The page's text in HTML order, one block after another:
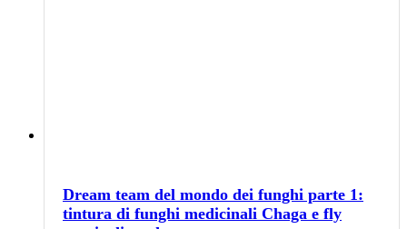
Dream team del mondo dei funghi parte 1:
tintura di funghi medicinali Chaga e fly